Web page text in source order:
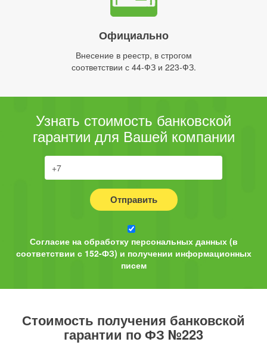
Официально
Внесение в реестр, в строгом
соответствии с 44-ФЗ и 223-ФЗ.
Узнать стоимость банковской
гарантии для Вашей компании
Отправить
Согласие на обработку персональных данных (в
соответствии с 152-ФЗ) и получении информационных
писем
Стоимость получения банковской
гарантии по ФЗ №223